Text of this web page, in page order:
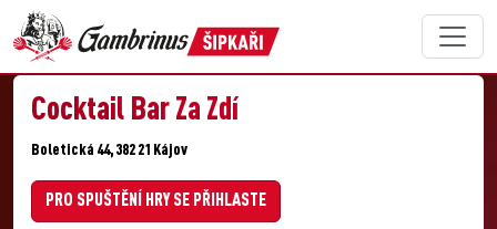
Cocktail Bar Za Zdí
Boletická 44, 382 21 Kájov
PRO SPUŠTĚNÍ HRY SE PŘIHLASTE